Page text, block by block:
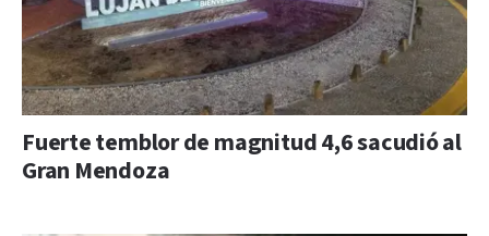
Fuerte temblor de magnitud 4,6 sacudió al
Gran Mendoza